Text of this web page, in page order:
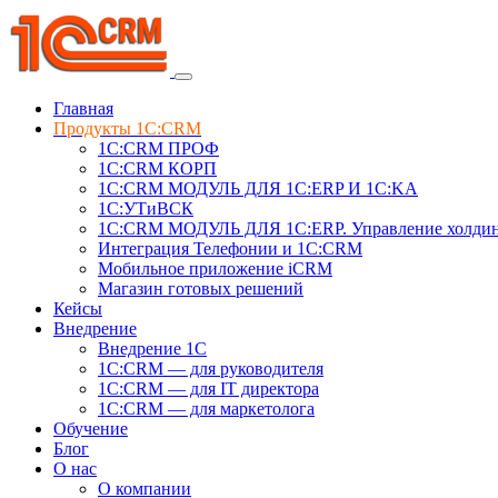
Главная
Продукты 1C:CRM
1С:CRM ПРОФ
1С:CRM КОРП
1С:CRM МОДУЛЬ ДЛЯ 1C:ERP И 1C:KA
1C:УТиВСК
1С:CRM МОДУЛЬ ДЛЯ 1C:ERP. Управление
Интеграция Телефонии и 1C:CRM
Мобильное приложение iCRM
Магазин готовых решений
Кейсы
Внедрение
Внедрение 1C
1С:CRM — для руководителя
1С:CRM — для IT директора
1С:CRM — для маркетолога
Обучение
Блог
О нас
О компании